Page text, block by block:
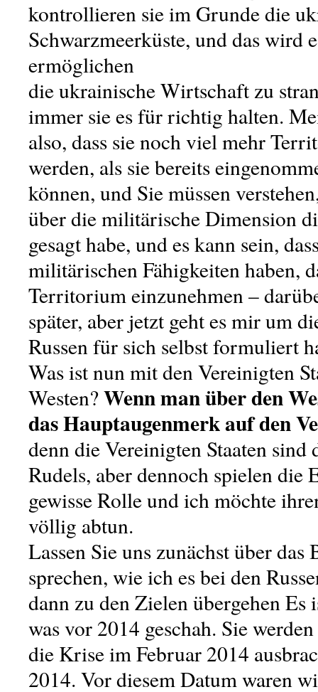
kontrollieren sie im Grunde die
Schwarzmeerküste, und das wird
ermöglichen
die ukrainische Wirtschaft zu
immer sie es für richtig halten.
also, dass sie noch viel mehr
werden, als sie bereits
können, und Sie müssen
über die militärische Dimension
gesagt habe, und es kann sein,
militärischen Fähigkeiten haben,
Territorium einzunehmen –
später, aber jetzt geht es mir um
Russen für sich selbst formuliert
Was ist nun mit den Vereinigten
Westen?Wenn man über den
das Hauptaugenmerk auf den
denn die Vereinigten Staaten sind
Rudels, aber dennoch spielen die
gewisse Rolle und ich möchte
völlig abtun.
Lassen Sie uns zunächst über
sprechen, wie ich es bei den
dann zu den Zielen übergehen Es
was vor 2014 geschah. Sie
die Krise im Februar 2014
2014. Vor diesem Datum waren